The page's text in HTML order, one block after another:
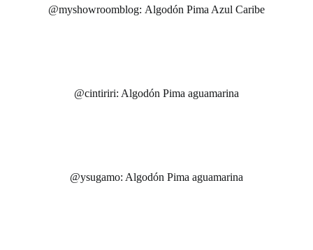
@myshowroomblog: Algodón Pima Azul Caribe
@cintiriri: Algodón Pima aguamarina
@ysugamo: Algodón Pima aguamarina